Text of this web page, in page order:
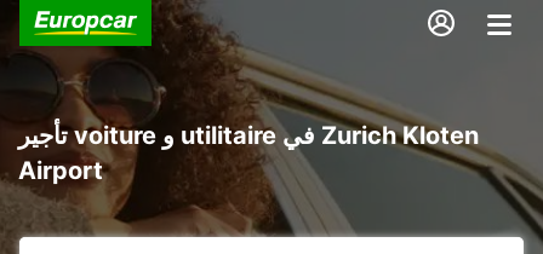
تأجير voiture و utilitaire في Zurich Kloten
Airport